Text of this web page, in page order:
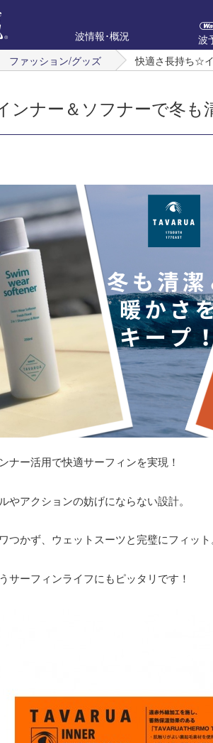
波情報･概況
波
ファッション/グッズ 快適さ長持ち☆
ナー＆ソフナーで冬も
ナー活用で快適サーフィンを実現！
やアクションの妨げにならない設計。
つかず、ウェットスーツと完璧にフィット。
サーフィンライフにもピッタリです！